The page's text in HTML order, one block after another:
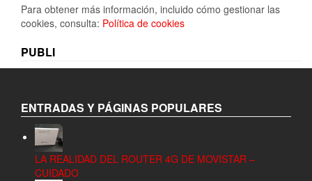
Para obtener más información, incluido cómo gestionar las
cookies, consulta: Política de cookies
PUBLI
ENTRADAS Y PÁGINAS POPULARES
LA REALIDAD DEL ROUTER 4G DE MOVISTAR –
CUIDADO